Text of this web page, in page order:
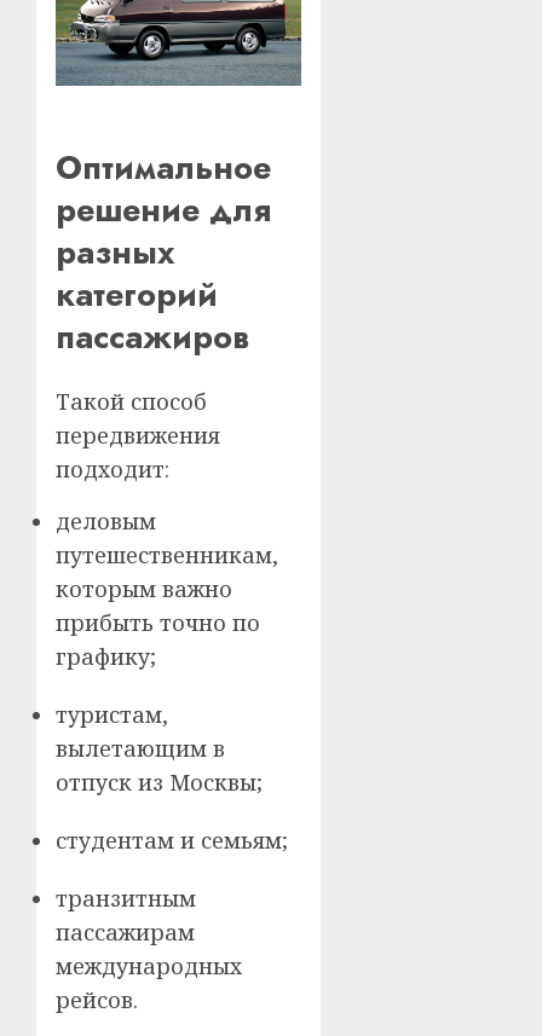
Оптимальное
решение для
разных
категорий
пассажиров
Такой способ
передвижения
подходит:
деловым
путешественникам,
которым важно
прибыть точно по
графику;
туристам,
вылетающим в
отпуск из Москвы;
студентам и семьям;
транзитным
пассажирам
международных
рейсов.